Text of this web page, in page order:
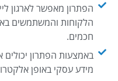
הפתרון מאפשר לארגון
הלקוחות והמשתמשים
חכמים.
באמצעות הפתרון יכולים
מידע עסקי באופן